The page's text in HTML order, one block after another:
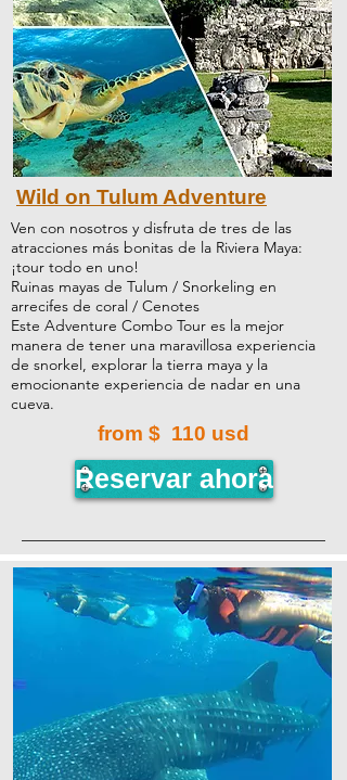
Wild on Tulum Adventure
Ven con nosotros y disfruta de tres de las
atracciones más bonitas de la Riviera Maya:
¡tour todo en uno!
Ruinas mayas de Tulum / Snorkeling en
arrecifes de coral / Cenotes
Este Adventure Combo Tour es la mejor
manera de tener una maravillosa experiencia
de snorkel, explorar la tierra maya y la
emocionante experiencia de nadar en una
cueva.
from $ 110 usd
Reservar ahora